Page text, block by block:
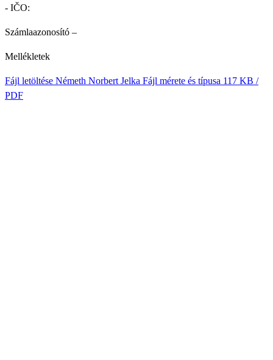
- IČO:
Számlaazonosító –
Mellékletek
Fájl letöltése Németh Norbert Jelka Fájl mérete és típusa 117 KB /
PDF